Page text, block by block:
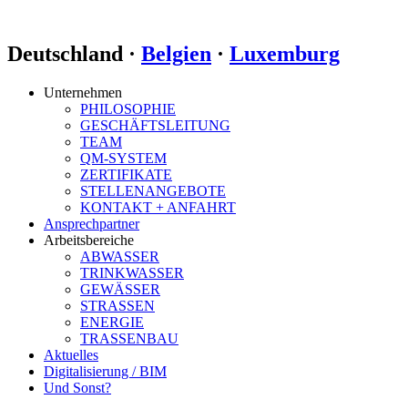
Deutschland · Belgien · Luxemburg
Unternehmen
PHILOSOPHIE
GESCHÄFTSLEITUNG
TEAM
QM-SYSTEM
ZERTIFIKATE
STELLENANGEBOTE
KONTAKT + ANFAHRT
Ansprechpartner
Arbeitsbereiche
ABWASSER
TRINKWASSER
GEWÄSSER
STRASSEN
ENERGIE
TRASSENBAU
Aktuelles
Digitalisierung / BIM
Und Sonst?